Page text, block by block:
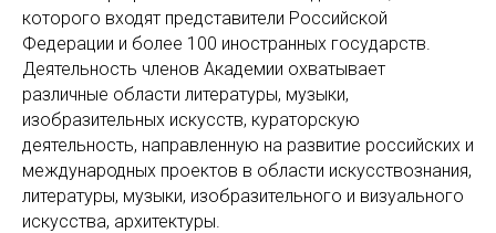
которого входят представители Российской
Федерации и более 100 иностранных государств.
Деятельность членов Академии охватывает
различные области литературы, музыки,
изобразительных искусств, кураторскую
деятельность, направленную на развитие российских и
международных проектов в области искусствознания,
литературы, музыки, изобразительного и визуального
искусства, архитектуры.